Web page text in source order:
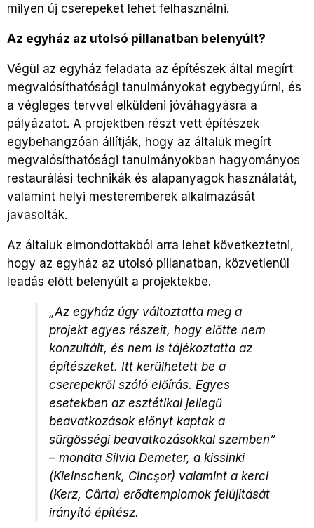
milyen új cserepeket lehet felhasználni.
Az egyház az utolsó pillanatban belenyúlt?
Végül az egyház feladata az építészek által megírt
megvalósíthatósági tanulmányokat egybegyúrni, és
a végleges tervvel elküldeni jóváhagyásra a
pályázatot. A projektben részt vett építészek
egybehangzóan állítják, hogy az általuk megírt
megvalósíthatósági tanulmányokban hagyományos
restaurálási technikák és alapanyagok használatát,
valamint helyi mesteremberek alkalmazását
javasolták.
Az általuk elmondottakból arra lehet következtetni,
hogy az egyház az utolsó pillanatban, közvetlenül
leadás előtt belenyúlt a projektekbe.
„Az egyház úgy változtatta meg a
projekt egyes részeit, hogy előtte nem
konzultált, és nem is tájékoztatta az
építészeket. Itt kerülhetett be a
cserepekről szóló előírás. Egyes
esetekben az esztétikai jellegű
beavatkozások előnyt kaptak a
sürgősségi beavatkozásokkal szemben”
– mondta Silvia Demeter, a kissinki
(Kleinschenk, Cincşor) valamint a kerci
(Kerz, Cârta) erődtemplomok felújítását
irányító építész.